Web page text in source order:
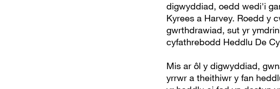
digwyddiad, oedd wedi'i
Kyrees a Harvey. Roedd y
gwrthdrawiad, sut yr
cyfathrebodd Heddlu De
Mis ar ôl y digwyddiad,
yrrwr a theithiwr y fan